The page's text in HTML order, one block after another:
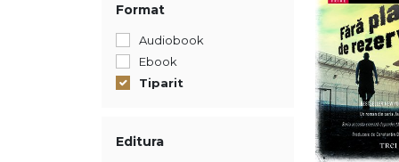
Format
Audiobook
Ebook
Tiparit
Editura